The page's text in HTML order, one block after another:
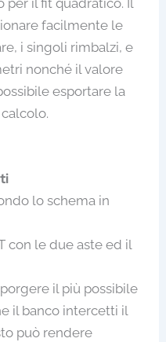
il fit quadratico. Il
facilmente le
i singoli rimbalzi, e
nonché il valore
esportare la
lo schema in
con le due aste ed il
il più possibile
il banco intercetti il
può rendere